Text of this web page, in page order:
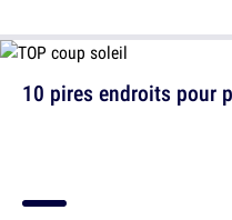
10 pires endroits pour